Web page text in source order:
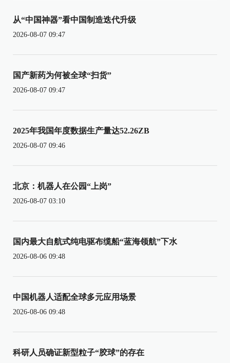
从“中国神器”看中国制造迭代升级
2026-08-07 09:47
国产新药为何被全球“扫货”
2026-08-07 09:47
2025年我国年度数据生产量达52.26ZB
2026-08-07 09:46
北京：机器人在公园“上岗”
2026-08-07 03:10
国内最大自航式纯电驱布缆船“蓝海领航”下水
2026-08-06 09:48
中国机器人适配全球多元应用场景
2026-08-06 09:48
科研人员确证新型粒子“胶球”的存在